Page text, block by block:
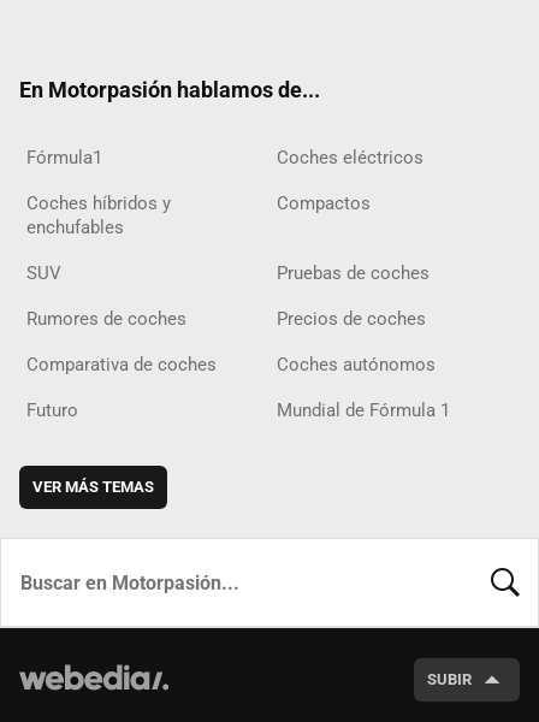
En Motorpasión hablamos de...
Fórmula1 Coches eléctricos
Coches híbridos y
enchufables
Compactos
SUV Pruebas de coches
Rumores de coches Precios de coches
Comparativa de coches Coches autónomos
Futuro Mundial de Fórmula 1
VER MÁS TEMAS
SUBIR